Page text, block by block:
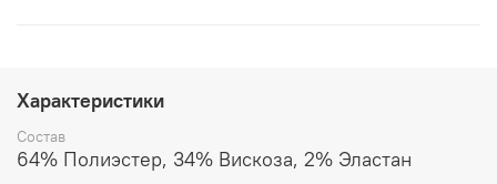
Характеристики
Состав
64% Полиэстер, 34% Вискоза, 2% Эластан